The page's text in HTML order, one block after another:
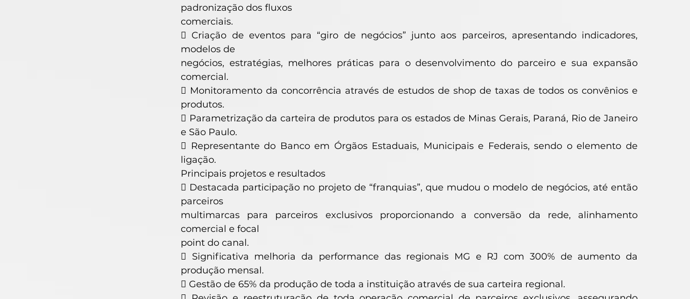
padronização dos fluxos
comerciais.
 Criação de eventos para “giro de negócios” junto aos parceiros, apresentando indicadores,
modelos de
negócios, estratégias, melhores práticas para o desenvolvimento do parceiro e sua expansão
comercial.
 Monitoramento da concorrência através de estudos de shop de taxas de todos os convênios e
produtos.
 Parametrização da carteira de produtos para os estados de Minas Gerais, Paraná, Rio de Janeiro
e São Paulo.
 Representante do Banco em Órgãos Estaduais, Municipais e Federais, sendo o elemento de
ligação.
Principais projetos e resultados
 Destacada participação no projeto de “franquias”, que mudou o modelo de negócios, até então
parceiros
multimarcas para parceiros exclusivos proporcionando a conversão da rede, alinhamento
comercial e focal
point do canal.
 Significativa melhoria da performance das regionais MG e RJ com 300% de aumento da
produção mensal.
 Gestão de 65% da produção de toda a instituição através de sua carteira regional.